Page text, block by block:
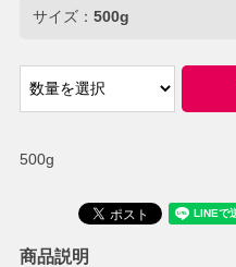
500g
サイズ： 500g
商品説明